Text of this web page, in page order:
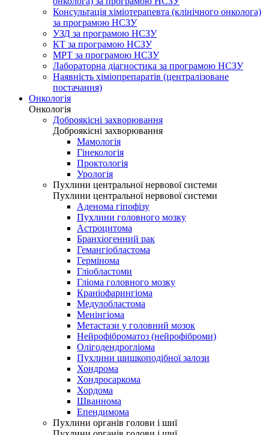
Консультація хіміотерапевта (клінічного онколога)
за програмою НСЗУ
УЗД за програмою НСЗУ
КТ за програмою НСЗУ
МРТ за програмою НСЗУ
Лабораторна діагностика за програмою НСЗУ
Наявність хіміопрепаратів (централізоване
постачання)
Онкологія
Онкологія
Доброякісні захворювання
Доброякісні захворювання
Мамологія
Гінекологія
Проктологія
Урологія
Пухлини центральної нервової системи
Пухлини центральної нервової системи
Аденома гіпофізу
Пухлини головного мозку
Астроцитома
Бранхіогенний рак
Гемангіобластома
Гермінома
Гліобластоми
Гліома головного мозку
Краніофарингіома
Медулобластома
Менінгіома
Метастази у головний мозок
Нейрофіброматоз (нейрофіброми)
Олігодендрогліома
Пухлини шишкоподібної залози
Хондрома
Хондросаркома
Хордома
Шваннома
Епендимома
Пухлини органів голови і шиї